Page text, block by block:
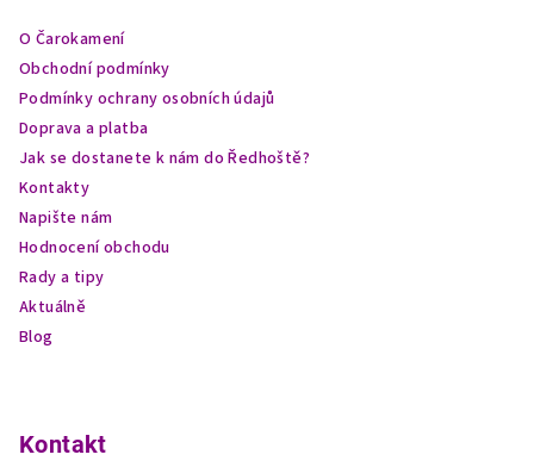
O Čarokamení
Obchodní podmínky
Podmínky ochrany osobních údajů
Doprava a platba
Jak se dostanete k nám do Ředhoště?
Kontakty
Napište nám
Hodnocení obchodu
Rady a tipy
Aktuálně
Blog
Kontakt